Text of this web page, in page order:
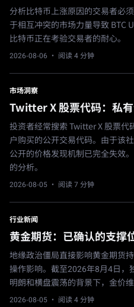
分析比特币上涨原因的交易者必
于相互冲突的市场力量导致 BTC
比特币正在考验交易者的耐心。
2026-08-06 · 阅读 4 分钟
市场洞察
Twitter X 股票代码：私
投资者经常搜索 Twitter X 股票代
户购买的公开交易代码。由于该
公开的价格发现机制已完全失效
的分析。
2026-08-05 · 阅读 7 分钟
行业新闻
黄金期货：已确认的支撑
地缘政治僵局直接影响黄金期货
操作影响。截至2026年8月4日，
明朗和横盘震荡的背景下，金价
2026-08-05 · 阅读 4 分钟